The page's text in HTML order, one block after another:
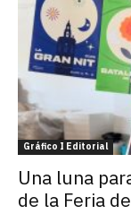
Gráfico I Editorial
Una luna
de la Feria